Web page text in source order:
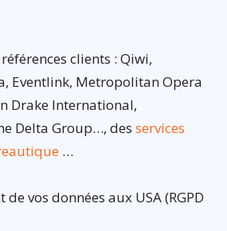
clients : Qiwi,
Eventlink, Metropolitan Opera
Drake International,
Delta Group…, des services
…
vos données aux USA (RGPD